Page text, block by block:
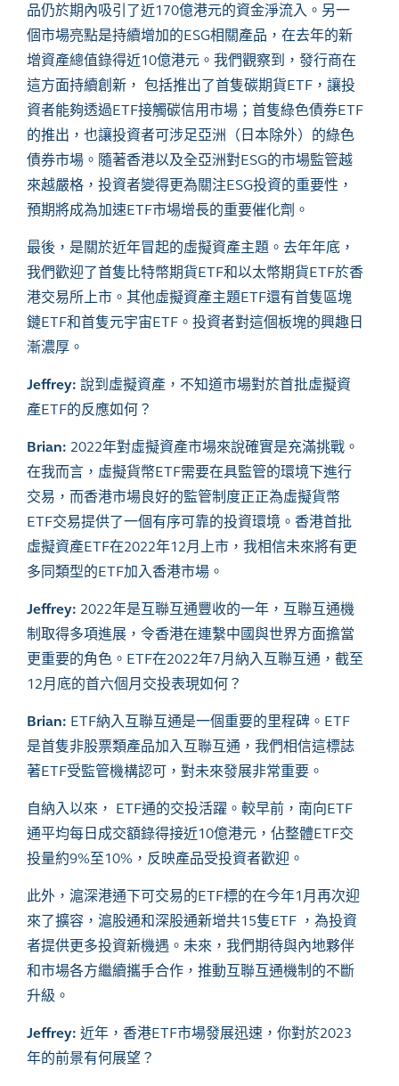
品仍於期內吸引了近170億港元的資金淨流入。另一
個市場亮點是持續增加的ESG相關產品，在去年的新
增資產總值錄得近10億港元。我們觀察到，發行商在
這方面持續創新， 包括推出了首隻碳期貨ETF ，讓投
資者能夠透過ETF接觸碳信用市場；首隻綠色債券ETF
的推出，也讓投資者可涉足亞洲（日本除外）的綠色
債券市場。隨著香港以及全亞洲對ESG的市場監管越
來越嚴格，投資者變得更為關注ESG投資的重要性，
預期將成為加速ETF市場增長的重要催化劑。
最後，是關於近年冒起的虛擬資產主題。去年年底，
我們歡迎了首隻比特幣期貨ETF和以太幣期貨ETF於香
港交易所上市。其他虛擬資產主題ETF還有首隻區塊
鏈ETF和首隻元宇宙ETF 。投資者對這個板塊的興趣日
漸濃厚。
Jeffrey: 說到虛擬資產，不知道市場對於首批虛擬資
產ETF的反應如何？
Brian: 2022年對虛擬資產市場來說確實是充滿挑戰。
在我而言，虛擬貨幣ETF需要在具監管的環境下進行
交易，而香港市場良好的監管制度正正為虛擬貨幣
ETF交易提供了一個有序可靠的投資環境。香港首批
虛擬資產ETF在2022年12月上市，我相信未來將有更
多同類型的ETF加入香港市場。
Jeffrey: 2022年是互聯互通豐收的一年，互聯互通機
制取得多項進展，令香港在連繫中國與世界方面擔當
更重要的角色。 ETF在2022年7月納入互聯互通，截至
12月底的首六個月交投表現如何？
Brian: ETF納入互聯互通是一個重要的里程碑。 ETF
是首隻非股票類產品加入互聯互通，我們相信這標誌
著ETF受監管機構認可，對未來發展非常重要。
自納入以來， ETF通的交投活躍。較早前，南向ETF
通平均每日成交額錄得接近10億港元，佔整體ETF交
投量約9%至10% ，反映產品受投資者歡迎。
此外，滬深港通下可交易的ETF標的在今年1 月再次迎
來了擴容，滬股通和深股通新增共15隻ETF ，為投資
者提供更多投資新機遇。未來，我們期待與內地夥伴
和市場各方繼續攜手合作，推動互聯互通機制的不斷
升級。
Jeffrey: 近年，香港ETF市場發展迅速，你對於2023
年的前景有何展望？